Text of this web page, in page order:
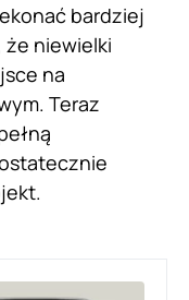
bardziej
niewielki
na
Teraz